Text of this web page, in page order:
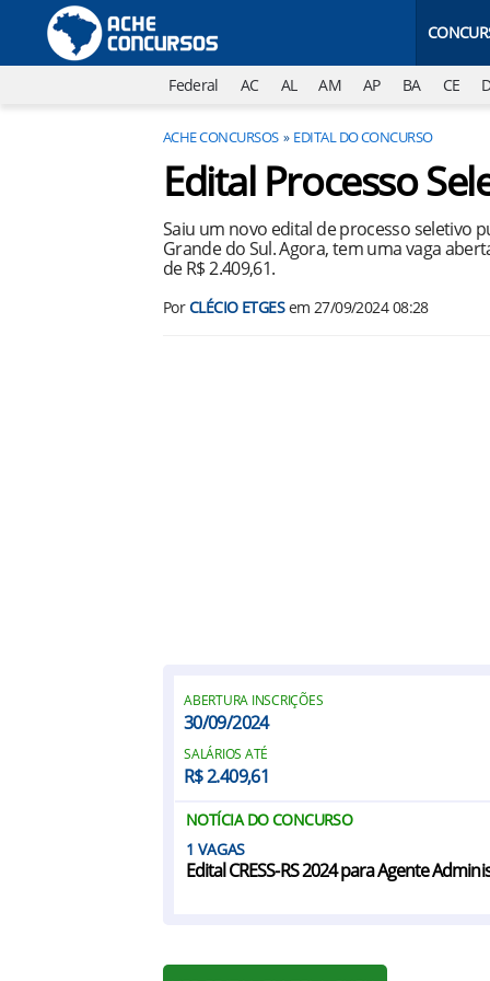
Federal AC AL AM AP BA CE
ACHE CONCURSOS EDITAL DO CONCURSO
Edital Processo
Saiu um novo edital de processo seletivo
Grande do Sul. Agora, tem uma vaga
de R$ 2.409,61.
PorCLÉCIO ETGESem 27/09/2024 08:28
ABERTURA INSCRIÇÕES
30/09/2024
SALÁRIOS ATÉ
R$ 2.409,61
NOTÍCIA DO CONCURSO
1
Edital CRESS-RS 2024 para Agente